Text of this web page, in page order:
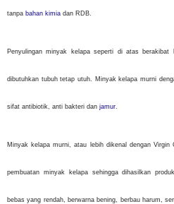
tanpa bahan kimia dan RDB.
Penyulingan minyak kelapa seperti di atas berakibat
dibutuhkan tubuh tetap utuh. Minyak kelapa murni
sifat antibiotik, anti bakteri dan jamur
Minyak kelapa murni, atau lebih dikenal dengan
pembuatan minyak kelapa sehingga dihasilkan
bebas yang rendah, berwarna bening, berbau harum,